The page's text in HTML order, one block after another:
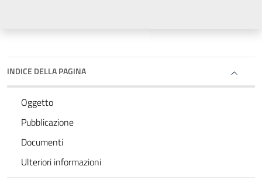
INDICE DELLA PAGINA
Oggetto
Pubblicazione
Documenti
Ulteriori informazioni